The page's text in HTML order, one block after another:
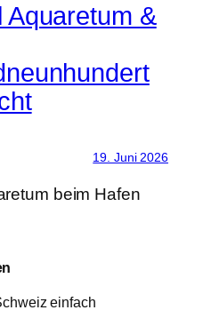
Aquaretum &
19. Juni 2026
einfach